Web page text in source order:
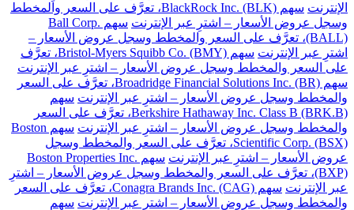
الإنترنت
سهم BlackRock Inc. (BLK)، تعرَّف على السعر والمخطط
وسجل عروض الأسعار – اشترِ عبر الإنترنت
سهم Ball Corp.
(BALL)، تعرَّف على السعر والمخطط وسجل عروض الأسعار –
اشترِ عبر الإنترنت
سهم Bristol-Myers Squibb Co. (BMY)، تعرَّف
على السعر والمخطط وسجل عروض الأسعار – اشترِ عبر الإنترنت
سهم Broadridge Financial Solutions Inc. (BR)، تعرَّف على السعر
والمخطط وسجل عروض الأسعار – اشترِ عبر الإنترنت سهم
Berkshire Hathaway Inc. Class B (BRK.B)، تعرَّف على السعر
والمخطط وسجل عروض الأسعار – اشترِ عبر الإنترنت
سهم Boston
Scientific Corp. (BSX)، تعرَّف على السعر والمخطط وسجل
عروض الأسعار – اشترِ عبر الإنترنت
سهم Boston Properties Inc.
(BXP)، تعرَّف على السعر والمخطط وسجل عروض الأسعار – اشترِ
عبر الإنترنت
سهم Conagra Brands Inc. (CAG)، تعرَّف على السعر
والمخطط وسجل عروض الأسعار – اشترِ عبر الإنترنت سهم